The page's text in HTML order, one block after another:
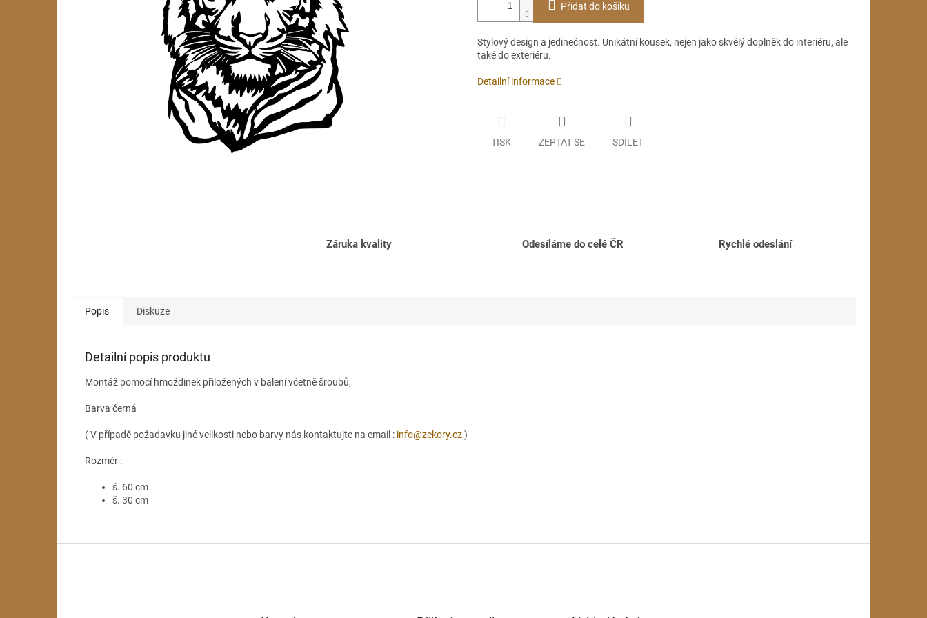
Přidat do košíku
Stylový design a jedinečnost. Unikátní kousek, nejen jako skvělý doplněk do interiéru, ale
také do exteriéru.
Detailní informace
TISK ZEPTAT SE SDÍLET
Záruka kvality Odesíláme do celé ČR Rychlé odeslání
Popis Diskuze
Detailní popis produktu
Montáž pomocí hmoždinek přiložených v balení včetně šroubů,
Barva černá
( V případě požadavku jiné velikosti nebo barvy nás kontaktujte na email : info@zekory.cz)
Rozměr :
š. 60 cm
š. 30 cm